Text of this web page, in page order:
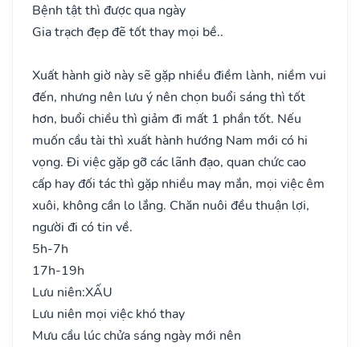
Bệnh tật thì được qua ngày
Gia trạch đẹp đẽ tốt thay mọi bề..
Xuất hành giờ này sẽ gặp nhiều điềm lành, niềm vui
đến, nhưng nên lưu ý nên chọn buổi sáng thì tốt
hơn, buổi chiều thì giảm đi mất 1 phần tốt. Nếu
muốn cầu tài thì xuất hành hướng Nam mới có hi
vọng. Đi việc gặp gỡ các lãnh đạo, quan chức cao
cấp hay đối tác thì gặp nhiều may mắn, mọi việc êm
xuôi, không cần lo lắng. Chăn nuôi đều thuận lợi,
người đi có tin về.
5h-7h
17h-19h
Lưu niên:XẤU
Lưu niên mọi việc khó thay
Mưu cầu lúc chửa sáng ngày mới nên